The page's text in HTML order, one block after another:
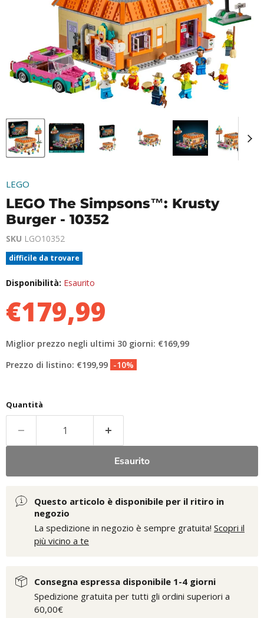
LEGO
LEGO The Simpsons™: Krusty
Burger - 10352
SKU LGO10352
difficile da trovare
Disponibilità: Esaurito
€179,99
Miglior prezzo negli ultimi 30 giorni: €169,99
Prezzo di listino: €199,99 -10%
Quantità
Esaurito
Questo articolo è disponibile per il ritiro in
negozio
La spedizione in negozio è sempre gratuita! Scopri il
più vicino a te
Consegna espressa disponibile 1-4 giorni
Spedizione gratuita per tutti gli ordini superiori a
60,00€